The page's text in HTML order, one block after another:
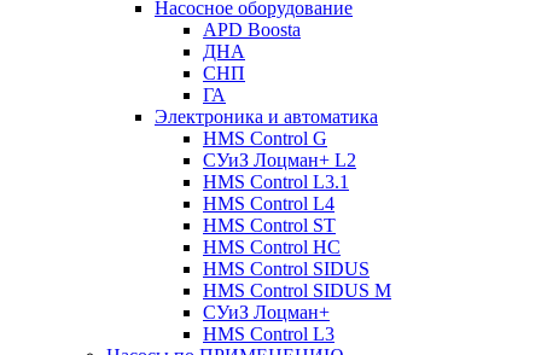
Насосное оборудование
APD Boosta
ДНА
СНП
ГА
Электроника и автоматика
HMS Control G
СУиЗ Лоцман+ L2
HMS Control L3.1
HMS Control L4
HMS Control ST
HMS Control HC
HMS Control SIDUS
HMS Control SIDUS M
СУиЗ Лоцман+
HMS Control L3